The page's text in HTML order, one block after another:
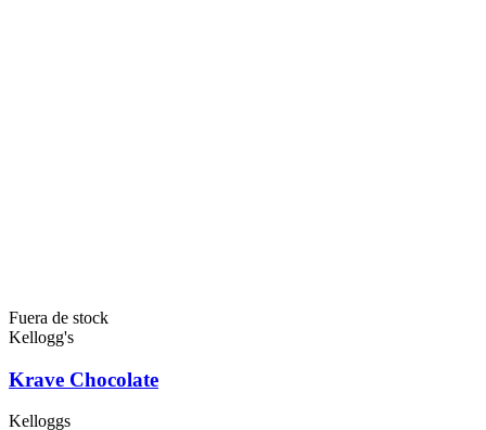
Fuera de stock
Kellogg's
Krave Chocolate
Kelloggs